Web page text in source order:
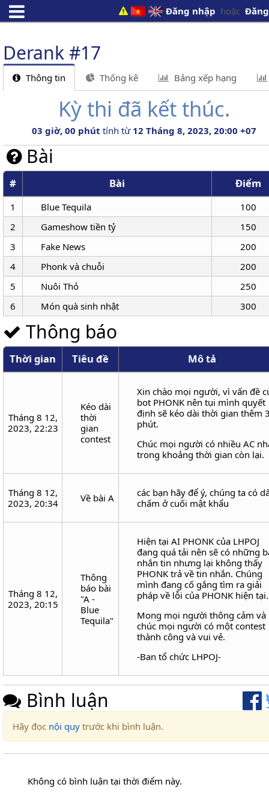
Đăng nhập hoặc
Derank #17
Thông tin Thống kê Bảng xếp hạng
Kỳ thi đã kết thúc.
03 giờ, 00 phút tính từ 12 Tháng 8, 2023, 20:00 +07
Bài
# Bài Điểm
1 Blue Tequila
100
2
Gameshow tiền tỷ
150
3
Fake News
200
4
Phonk và chuỗi
200
5
Nuôi Thỏ
250
6
Món quà sinh nhật 300
Thông báo
Thời gian Tiêu đề Mô tả
Tháng 8 12,
2023, 22:23
Kéo dài
thời
gian
contest
Xin chào mọi người, vì vấn đề
bot PHONK nên tụi mình quyết
định sẽ kéo dài thời gian thêm
phút.
Chúc mọi người có nhiều AC
trong khoảng thời gian còn lại.
Tháng 8 12,
2023, 20:34
Về bài A
các bạn hãy để ý, chúng ta có
chấm ở cuối mật khẩu
Tháng 8 12,
2023, 20:15
Thông
báo bài
"A -
Blue
Tequila"
Hiện tại AI PHONK của LHPOJ
đang quá tải nên sẽ có những
nhắn tin nhưng lại không thấy
PHONK trả về tin nhắn. Chúng
mình đang cố gắng tìm ra giải
pháp về lỗi của PHONK hiện tại.
Mong mọi người thông cảm và
chúc mọi người có một contest
thành công và vui vẻ.
-Ban tổ chức LHPOJ-
Bình luận
Hãy đọc nội quy trước khi bình luận.
Không có bình luận tại thời điểm này.